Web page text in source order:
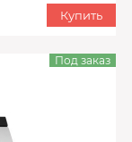
Купить
Под заказ